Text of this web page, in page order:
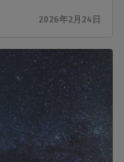
2026年2月24日